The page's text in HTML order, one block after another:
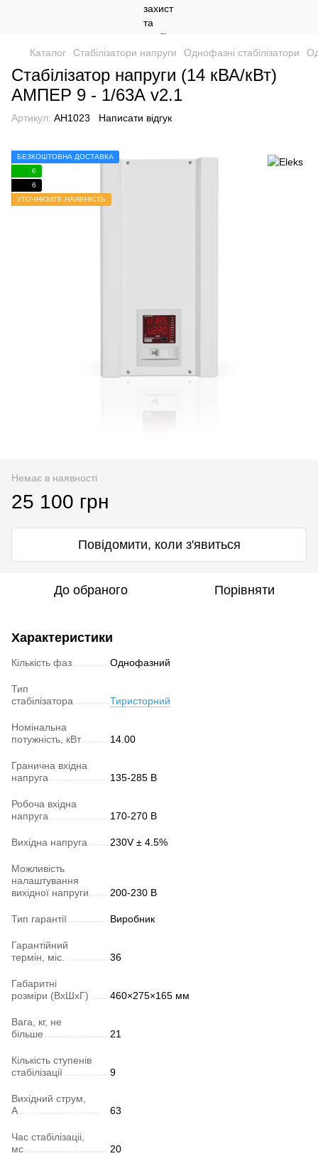
Каталог Стабілізатори напруги Однофазні стабілізатори
Стабілізатор напруги (14 кВА/кВт)
АМПЕР 9 - 1/63А v2.1
Артикул: АН1023 Написати відгук
БЕЗКОШТОВНА ДОСТАВКА
6
6
УТОЧНЮЙТЕ НАЯВНІСТЬ
Немає в наявності
25 100 грн
Повідомити, коли з'явиться
До обраного Порівняти
Характеристики
Кількість фаз Однофазний
Тип
стабілізатора
Тиристорний
Номінальна
потужність, кВт
14.00
Гранична вхідна
напруга
135-285 В
Робоча вхідна
напруга
170-270 В
Вихідна напруга 230V ± 4.5%
Можливість
налаштування
вихідної напруги
200-230 В
Тип гарантії Виробник
Гарантійний
термін, міс.
36
Габаритні
розміри (ВхШхГ)
460×275×165 мм
Вага, кг, не
більше
21
Кількість ступенів
стабілізації
9
Вихідний струм,
А
63
Час стабілізаціі,
мс
20